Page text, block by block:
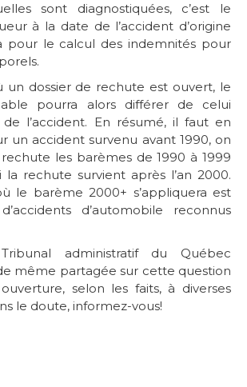
sont diagnostiquées, c’est le
à la date de l’accident d’origine
pour le calcul des indemnités pour
un dossier de rechute est ouvert, le
pourra alors différer de celui
l’accident. En résumé, il faut en
un accident survenu avant 1990, on
les barèmes de 1990 à 1999
rechute survient après l’an 2000.
le barème 2000+ s’appliquera est
d’automobile reconnus
administratif du Québec
même partagée sur cette question
selon les faits, à diverses
le doute, informez-vous!